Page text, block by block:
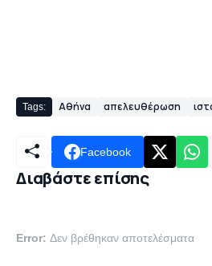
Tags: Αθήνα απελευθέρωση
Facebook
Διαβάστε επίσης
Error: Δεν βρέθηκαν αποτελέσματα